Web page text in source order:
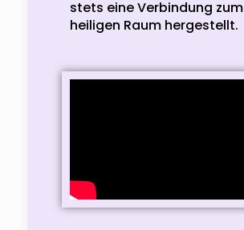
stets eine Verbindung zum
heiligen Raum hergestellt.